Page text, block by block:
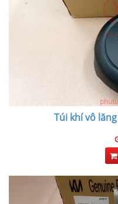
Túi khí vô